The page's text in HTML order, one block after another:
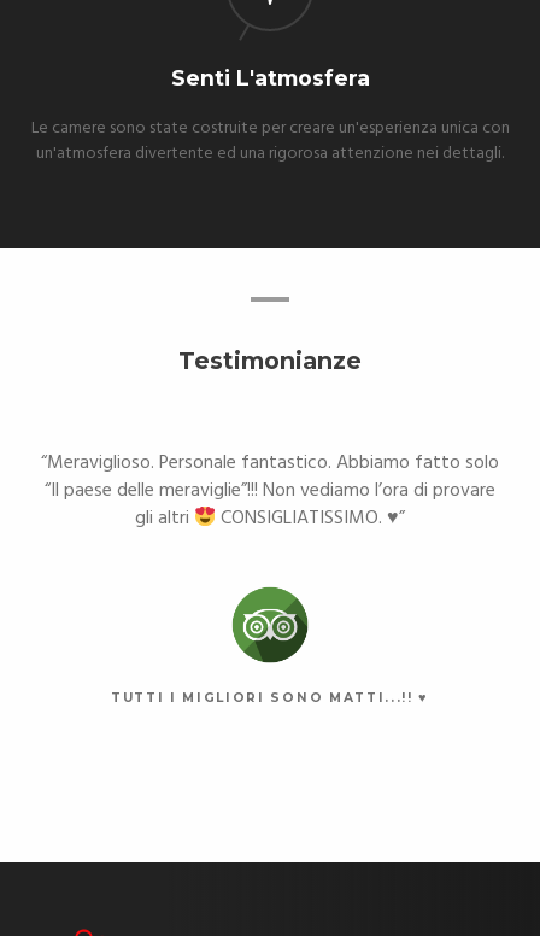
Senti L'atmosfera
Le camere sono state costruite per creare un'esperienza unica con
un'atmosfera divertente ed una rigorosa attenzione nei dettagli.
Testimonianze
Meraviglioso. Personale fantastico. Abbiamo fatto solo
“Il paese delle meraviglie”!!! Non vediamo l’ora di provare
gli altri
CONSIGLIATISSIMO. ♥️
TUTTI I MIGLIORI SONO MATTI...!! ♥️